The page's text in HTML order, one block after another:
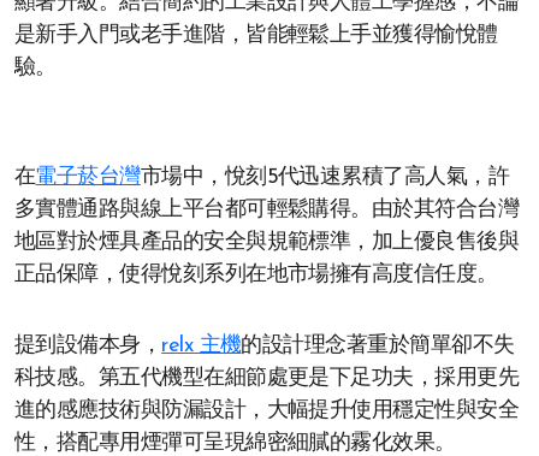
是新手入門或老手進階，皆能輕鬆上手並獲得愉悅體
驗。
在電子菸台灣市場中，悅刻5代迅速累積了高人氣，許
多實體通路與線上平台都可輕鬆購得。由於其符合台灣
地區對於煙具產品的安全與規範標準，加上優良售後與
正品保障，使得悅刻系列在地市場擁有高度信任度。
提到設備本身， relx 主機的設計理念著重於簡單卻不失
科技感。第五代機型在細節處更是下足功夫，採用更先
進的感應技術與防漏設計，大幅提升使用穩定性與安全
性，搭配專用煙彈可呈現綿密細膩的霧化效果。